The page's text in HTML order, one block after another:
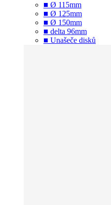
■ Ø 115mm
■ Ø 125mm
■ Ø 150mm
■ delta 96mm
■ Unašeče disků